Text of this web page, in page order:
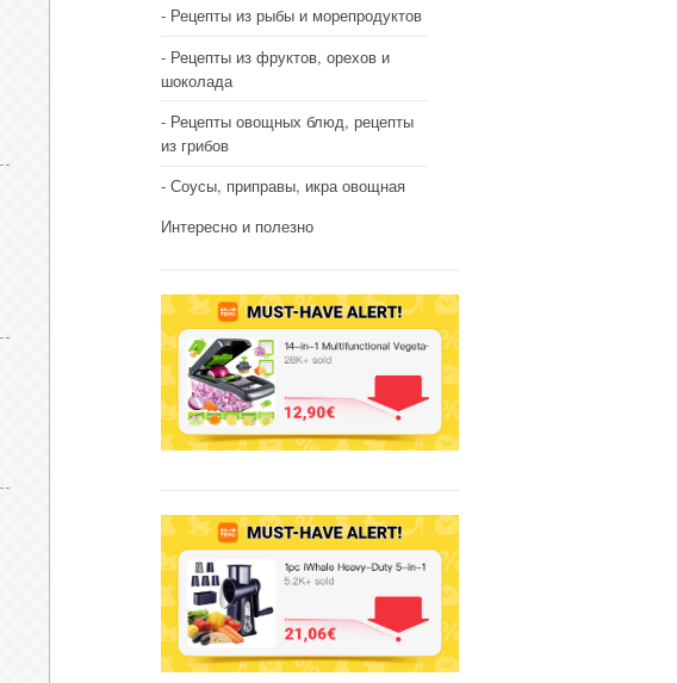
Рецепты из рыбы и морепродуктов
Рецепты из фруктов, орехов и
шоколада
Рецепты овощных блюд, рецепты
из грибов
Соусы, приправы, икра овощная
Интересно и полезно